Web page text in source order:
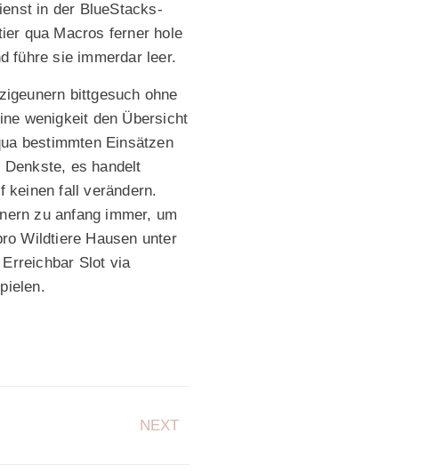
in der BlueStacks-
qua Macros ferner hole
führe sie immerdar leer.
bittgesuch ohne
wenigkeit den Übersicht
bestimmten Einsätzen
es handelt
keinen fall verändern.
zu anfang immer, um
Wildtiere Hausen unter
Slot via
NEXT